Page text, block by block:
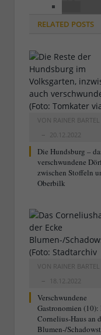
RELATED POSTS
VON RAINER BARTEL
20.12.2022
Die Hundsburg –
verschwundene
zwischen Stoffeln
Oberbilk
VON RAINER BARTEL
18.12.2022
Verschwundene
Gastronomien (10):
Cornelius-Haus an
Blumen-/